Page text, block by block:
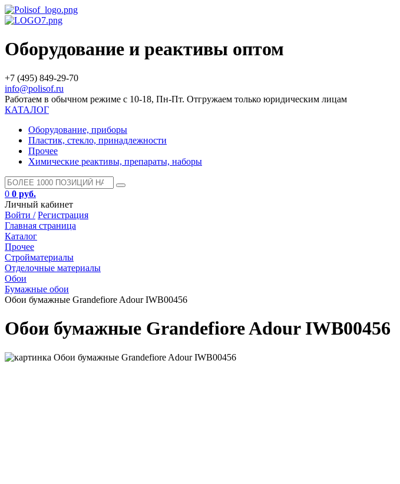
Оборудование и реактивы оптом
+7 (495) 849-29-70
info@polisof.ru
Работаем в обычном режиме с 10-18, Пн-Пт. Отгружаем только юридическим лицам
КАТАЛОГ
Оборудование, приборы
Пластик, стекло, принадлежности
Прочее
Химические реактивы, препараты, наборы
0 0 руб.
Личный кабинет
Войти / Регистрация
Главная страница
Каталог
Прочее
Стройматериалы
Отделочные материалы
Обои
Бумажные обои
Обои бумажные Grandefiore Adour IWB00456
Обои бумажные Grandefiore Adour IWB00456